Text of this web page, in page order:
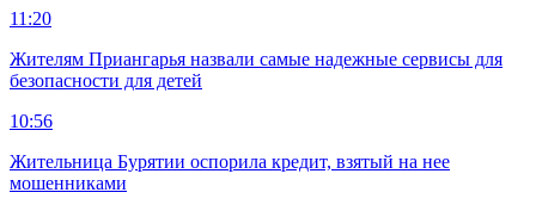
11:20
Жителям Приангарья назвали самые надежные сервисы для
безопасности для детей
10:56
Жительница Бурятии оспорила кредит, взятый на нее
мошенниками